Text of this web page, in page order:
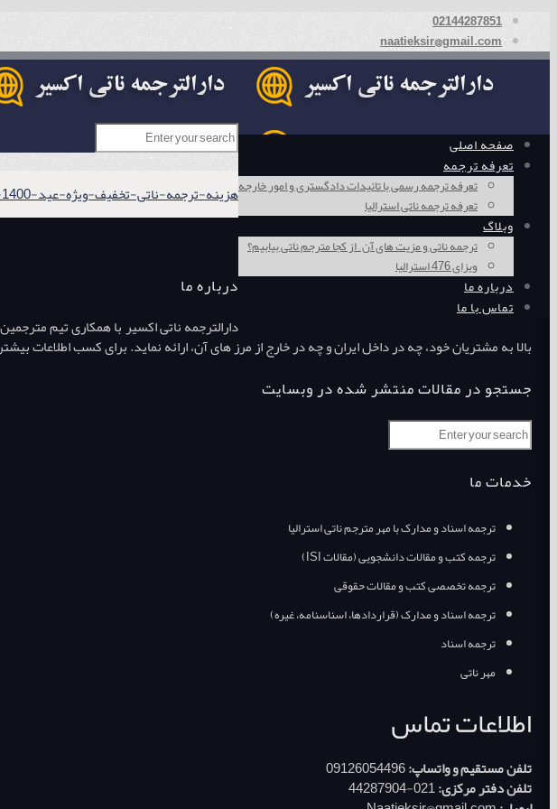
02144287851
naatieksir@gmail.com
صفحه اصلی
تعرفه ترجمه
تعرفه ترجمه رسمی با تائیدات دادگستری و امور خارجه
تعرفه ترجمه ناتی استرالیا
وبلاگ
ترجمه ناتی و مزیت های آن – از کجا مترجم ناتی بیابیم؟
ویزای 476 استرالیا
درباره ما
تماس با ما
هزینه-ترجمه-ناتی-تخفیف-ویژه-عید-1400-12
درباره ما
دارالترجمه ناتی اکسیر با همکاری تیم
بالا به مشتریان خود، چه در داخل ایران و چه در خارج از مرز های آن، ارائه نماید. برای کسب اطلاعات
جستجو در مقالات منتشر شده در وبسایت
خدمات ما
ترجمه اسناد و مدارک با مهر مترجم ناتی استرالیا
ترجمه کتب و مقالات دانشجویی (مقالات ISI)
ترجمه تخصصی کتب و مقالات حقوقی
ترجمه اسناد و مدارک (قراردادها، اسناسنامه، غیره)
ترجمه اسناد
مهر ناتی
اطلاعات تماس
تلفن مستقیم و واتساپ:09126054496
تلفن دفتر مرکزی: